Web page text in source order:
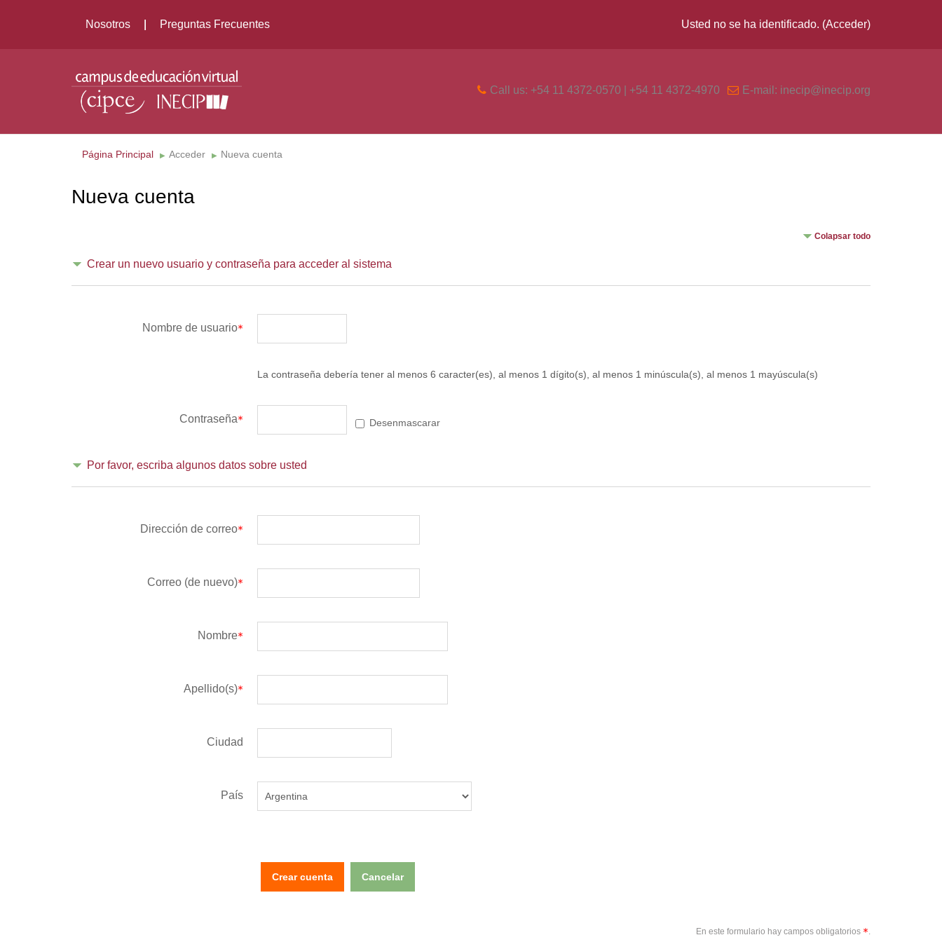
Usted no se ha identificado. (Acceder)
Nosotros Preguntas Frecuentes
Call us: +54 11 4372-0570 | +54 11 4372-4970 E-mail: inecip@inecip.org
Página Principal ▶︎ Acceder ▶︎ Nueva cuenta
Nueva cuenta
Colapsar todo
Crear un nuevo usuario y contraseña para acceder al sistema
Nombre de usuario
La contraseña debería tener al menos 6 caracter(es), al menos 1 dígito(s), al menos 1 minúscula(s), al menos 1 mayúscula(s)
Contraseña Desenmascarar
Por favor, escriba algunos datos sobre usted
Dirección de correo
Correo (de nuevo)
Nombre
Apellido(s)
Ciudad
País
En este formulario hay campos obligatorios .